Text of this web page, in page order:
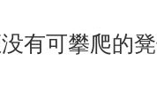
可攀爬的凳